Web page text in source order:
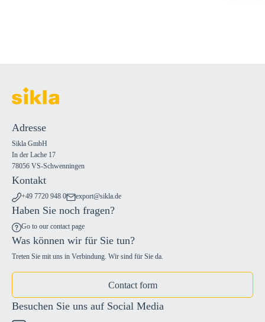
Adresse
Sikla GmbH
In der Lache 17
78056 VS-Schwenningen
Kontakt
+49 7720 948 0 export@sikla.de
Haben Sie noch fragen?
Go to our contact page
Was können wir für Sie tun?
Treten Sie mit uns in Verbindung. Wir sind für Sie da.
Contact form
Besuchen Sie uns auf Social Media